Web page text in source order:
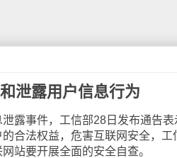
泄露用户信息行为
事件，工信部28日发布通告表
合法权益，危害互联网安全，
站要开展全面的安全自查。